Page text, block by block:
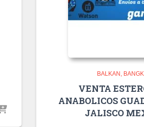
BALKAN
VENTA
ANABOLICOS
JALISCO